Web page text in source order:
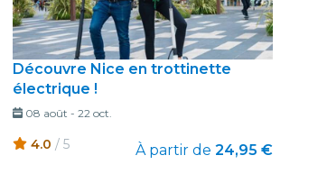
Découvre Nice en trottinette
électrique !
08 août - 22 oct.
4.0 / 5 À partir de 24,95 €